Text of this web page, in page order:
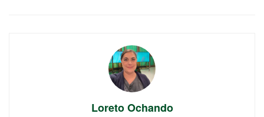
Loreto Ochando